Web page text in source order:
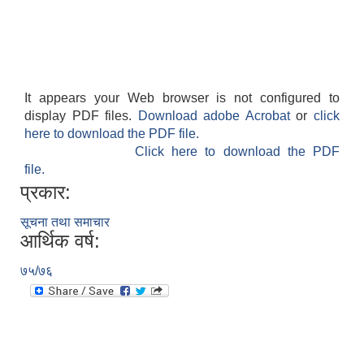
It appears your Web browser is not configured to
display PDF files.
Download adobe Acrobatorclick
here to download the PDF file.
Click here to download the PDF
file.
प्रकार:
सूचना तथा समाचार
आर्थिक वर्ष:
७५/७६